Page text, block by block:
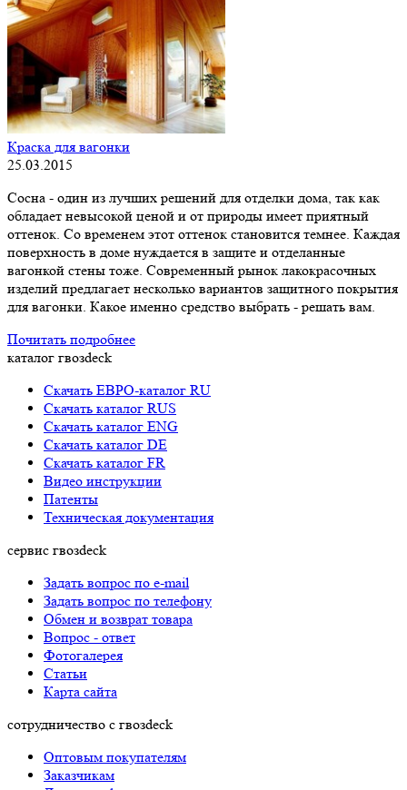
Краска для вагонки
25.03.2015
Сосна - один из лучших решений для отделки дома, так как
обладает невысокой ценой и от природы имеет приятный
оттенок. Со временем этот оттенок становится темнее. Каждая
поверхность в доме нуждается в защите и отделанные
вагонкой стены тоже. Современный рынок лакокрасочных
изделий предлагает несколько вариантов защитного покрытия
для вагонки. Какое именно средство выбрать - решать вам.
Почитать подробнее
каталог гвозdeck
Скачать ЕВРО-каталог RU
Скачать каталог RUS
Cкачать каталог ENG
Cкачать каталог DE
Cкачать каталог FR
Видео инструкции
Патенты
Техническая документация
сервис гвозdeck
Задать вопрос по e-mail
Задать вопрос по телефону
Обмен и возврат товара
Вопрос - ответ
Фотогалерея
Статьи
Карта сайта
сотрудничество с гвозdeck
Оптовым покупателям
Заказчикам